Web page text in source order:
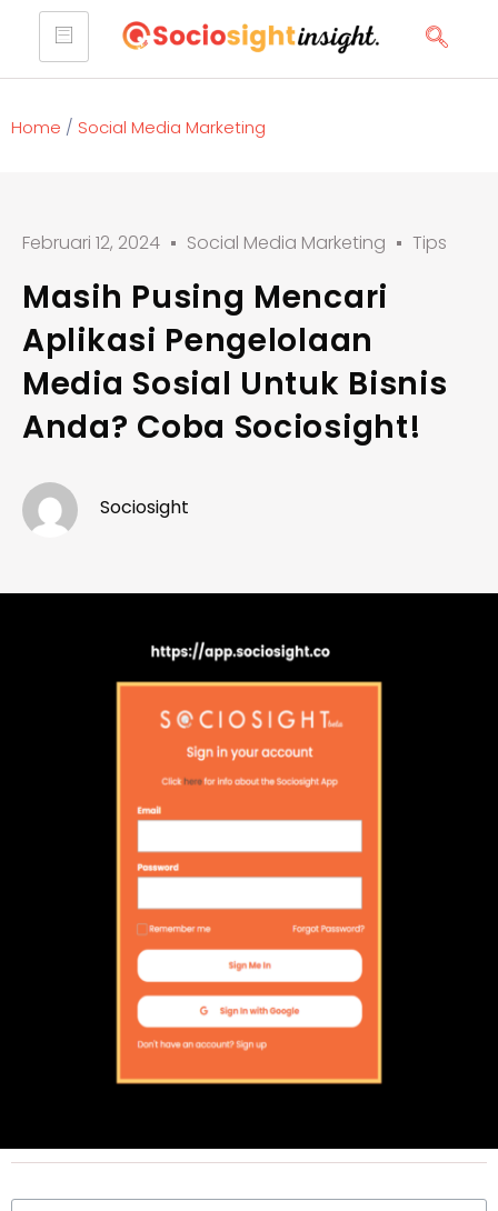
Home / Social Media Marketing
Februari 12, 2024 Social Media Marketing Tips
Masih Pusing Mencari
Aplikasi Pengelolaan
Media Sosial Untuk Bisnis
Anda? Coba Sociosight!
Sociosight